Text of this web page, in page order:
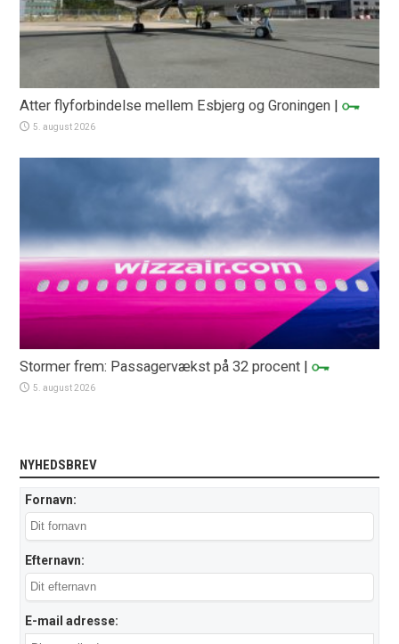
Atter flyforbindelse mellem Esbjerg og Groningen |
5. august 2026
Stormer frem: Passagervækst på 32 procent |
5. august 2026
NYHEDSBREV
Fornavn:
Efternavn:
E-mail adresse: